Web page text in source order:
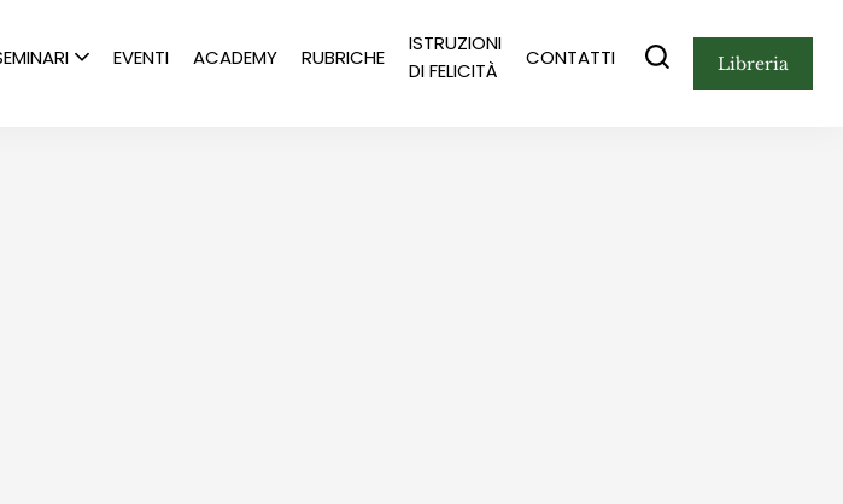
EVENTI ACADEMY RUBRICHE
ISTRUZIONI
DI FELICITÀ
CONTATTI libreria